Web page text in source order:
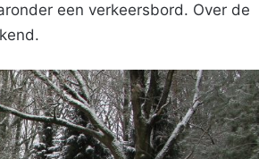
een verkeersbord. Over de